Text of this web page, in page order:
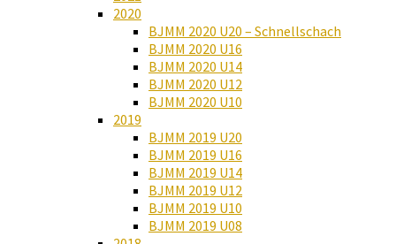
2020
BJMM 2020 U20 – Schnellschach
BJMM 2020 U16
BJMM 2020 U14
BJMM 2020 U12
BJMM 2020 U10
2019
BJMM 2019 U20
BJMM 2019 U16
BJMM 2019 U14
BJMM 2019 U12
BJMM 2019 U10
BJMM 2019 U08